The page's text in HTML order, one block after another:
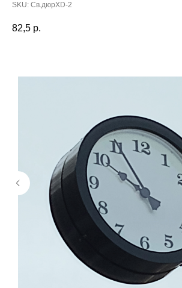
SKU: Св.дюрXD-2
82,5 р.